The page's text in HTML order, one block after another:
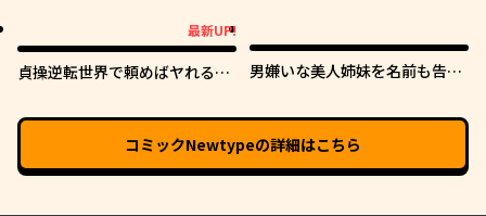
最新UP!
貞操逆転世界で頼めばヤれると
男嫌いな美人姉妹を名前も告げ
コミックNewtypeの詳細はこちら